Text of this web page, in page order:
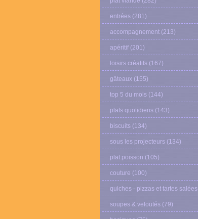
entrées (281)
accompagnement (213)
apéritif (201)
loisirs créatifs (167)
gâteaux (155)
top 5 du mois (144)
plats quotidiens (143)
biscuits (134)
sous les projecteurs (134)
plat poisson (105)
couture (100)
quiches - pizzas et tartes salées
soupes & veloutés (79)